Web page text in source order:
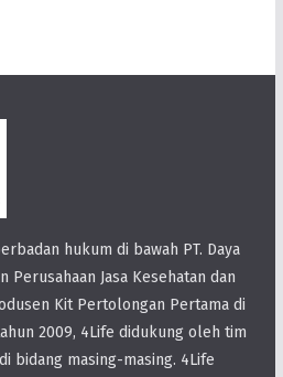
hukum di bawah PT. Daya
Perusahaan Jasa Kesehatan dan
Kit Pertolongan Pertama di
2009, 4Life didukung oleh tim
bidang masing-masing. 4Life